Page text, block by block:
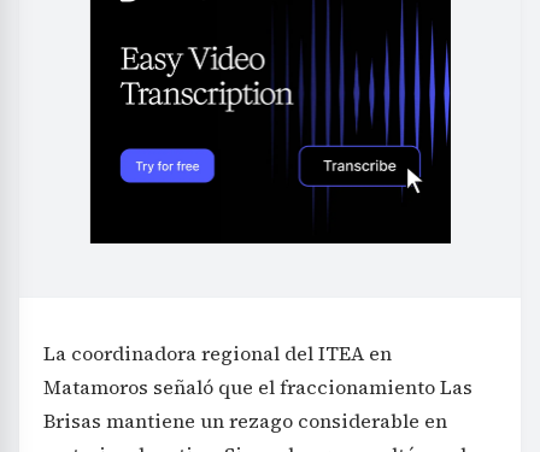
La coordinadora regional del ITEA en
Matamoros señaló que el fraccionamiento Las
Brisas mantiene un rezago considerable en